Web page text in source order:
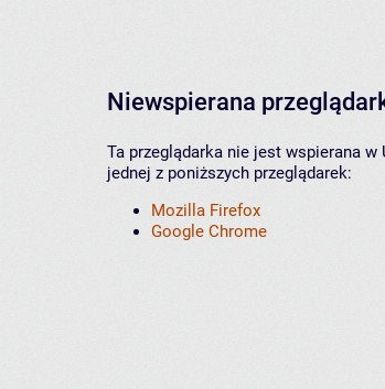
Niewspierana
Ta przeglądarka nie jest wspierana
jednej z poniższych przeglądarek:
Mozilla Firefox
Google Chrome